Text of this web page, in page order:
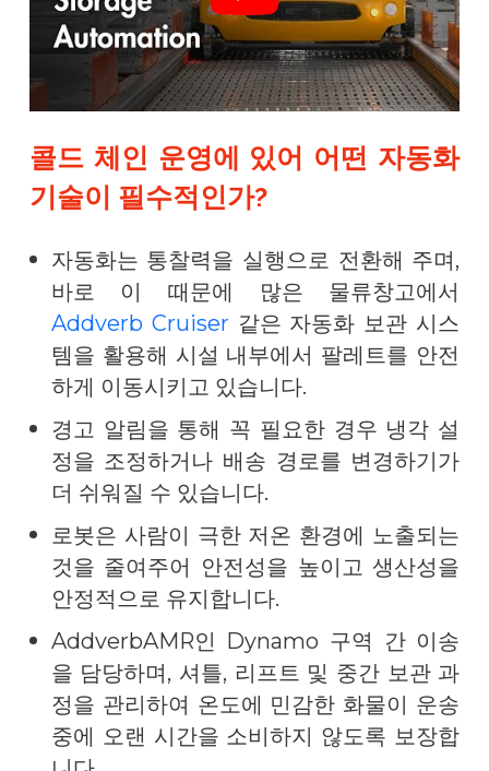
콜드 체인 운영에 있어 어떤 자동화
기술이 필수적인가?
자동화는 통찰력을 실행으로 전환해 주며,
바로 이 때문에 많은 물류창고에서
Addverb Cruiser 같은 자동화 보관 시스
템을 활용해 시설 내부에서 팔레트를 안전
하게 이동시키고 있습니다.
경고 알림을 통해 꼭 필요한 경우 냉각 설
정을 조정하거나 배송 경로를 변경하기가
더 쉬워질 수 있습니다.
로봇은 사람이 극한 저온 환경에 노출되는
것을 줄여주어 안전성을 높이고 생산성을
안정적으로 유지합니다.
AddverbAMR인 Dynamo 구역 간 이송
을 담당하며, 셔틀, 리프트 및 중간 보관 과
정을 관리하여 온도에 민감한 화물이 운송
중에 오랜 시간을 소비하지 않도록 보장합